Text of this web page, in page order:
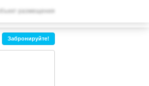
размещения
Забронируйте!
ВАШЕ БРОНИРОВАНИЕ
НАСТРОЙКИ